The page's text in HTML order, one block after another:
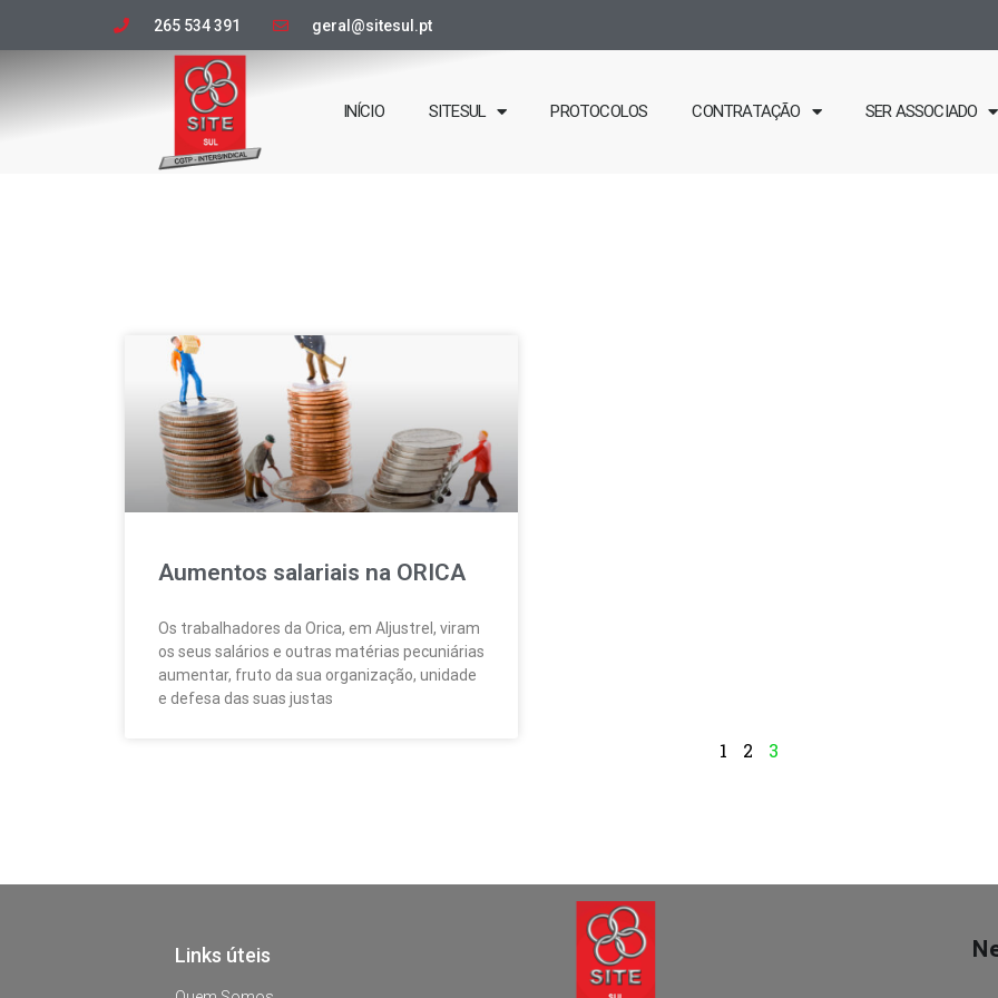
265 534 391 geral@sitesul.pt
INÍCIO SITESUL PROTOCOLOS CONTRATAÇÃO SER ASSOCIADO
Aumentos salariais na ORICA
Os trabalhadores da Orica, em Aljustrel, viram
os seus salários e outras matérias pecuniárias
aumentar, fruto da sua organização, unidade
e defesa das suas justas
1 2 3
Links úteis